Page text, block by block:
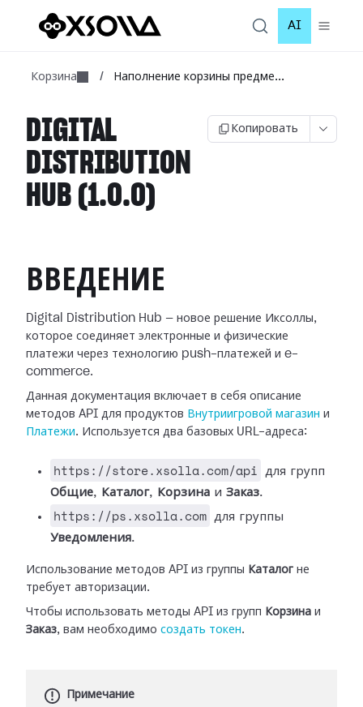
AI
Корзина / Наполнение корзины предме...
DIGITAL
DISTRIBUTION
HUB (1.0.0)
Копировать
ВВЕДЕНИЕ
Digital Distribution Hub — новое решение Иксоллы,
которое соединяет электронные и физические
платежи через технологию push-платежей и e-
commerce.
Данная документация включает в себя описание
методов API для продуктов Внутриигровой магазин и
Платежи. Используется два базовых URL-адреса:
https://store.xsolla.com/api
для групп
Общие, Каталог, Корзина и Заказ.
https://ps.xsolla.com для группы
Уведомления.
Использование методов API из группы Каталог не
требует авторизации.
Чтобы использовать методы API из групп Корзина и
Заказ, вам необходимо создать токен.
Примечание